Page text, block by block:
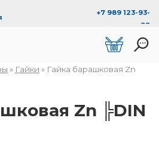
+7 989 123-93-
99
» Гайки » Гайка барашковая Zn
Zn ╠DIN